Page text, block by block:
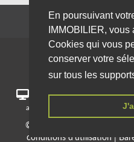
En poursuivant
IMMOBILIER,
Cookies qui vous
conserver votre
sur tous les
Pour un meilleur
automatiquement sur les
© Immo-Diffusion - Tout
conditions d'utilisation |